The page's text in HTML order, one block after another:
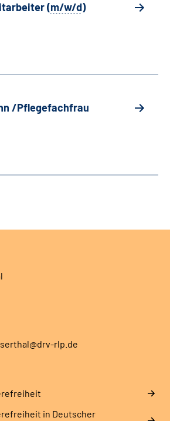
(m/w/d)
/Pflegefachfrau
rlp.de
in Deutscher